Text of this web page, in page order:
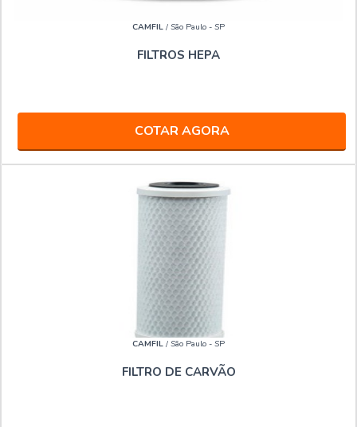
CAMFIL / São Paulo - SP
FILTROS HEPA
COTAR AGORA
CAMFIL / São Paulo - SP
FILTRO DE CARVÃO